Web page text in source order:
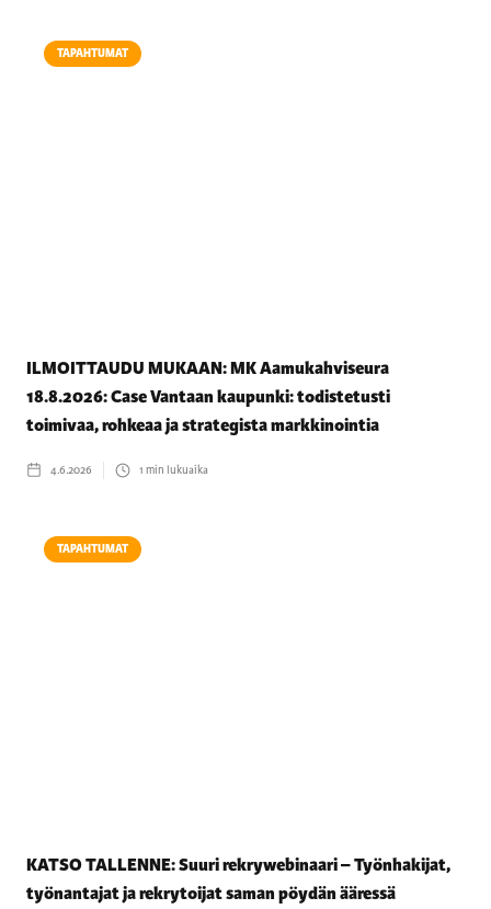
TAPAHTUMAT
ILMOITTAUDU MUKAAN: MK Aamukahviseura
18.8.2026: Case Vantaan kaupunki: todistetusti
toimivaa, rohkeaa ja strategista markkinointia
4.6.2026 1 min lukuaika
TAPAHTUMAT
KATSO TALLENNE: Suuri rekrywebinaari – Työnhakijat,
työnantajat ja rekrytoijat saman pöydän ääressä